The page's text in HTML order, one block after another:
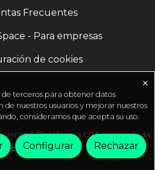
Frecuentes
- Para empresas
de cookies
| Plataforma OTT desarrollada
Media
✕
de terceros para obtener datos
de nuestros usuarios y mejorar nuestros
consideramos que acepta su uso.
Configurar Rechazar